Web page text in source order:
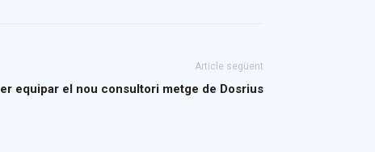
Article següent
equipar el nou consultori metge de Dosrius